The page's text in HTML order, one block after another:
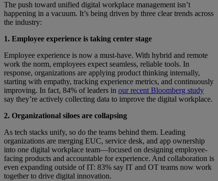
The push toward unified digital workplace management isn’t
happening in a vacuum. It’s being driven by three clear trends across
the industry:
1. Employee experience is taking center stage
Employee experience is now a must-have. With hybrid and remote
work the norm, employees expect seamless, reliable tools. In
response, organizations are applying product thinking internally,
starting with empathy, tracking experience metrics, and continuously
improving. In fact, 84% of leaders in our recent Bloomberg study
say they’re actively collecting data to improve the digital workplace.
2. Organizational siloes are collapsing
As tech stacks unify, so do the teams behind them. Leading
organizations are merging EUC, service desk, and app ownership
into one digital workplace team—focused on designing employee-
facing products and accountable for experience. And collaboration is
even expanding outside of IT: 83% say IT and OT teams now work
together to drive digital innovation.